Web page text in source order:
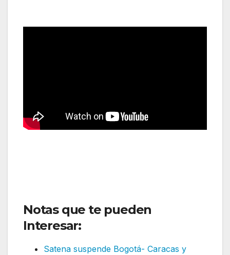
Notas que te pueden
Interesar:
Satena suspende Bogotá- Caracas y